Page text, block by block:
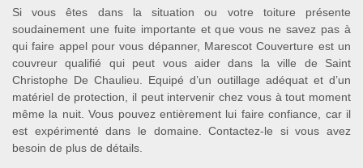
Si vous êtes dans la situation ou votre toiture présente
soudainement une fuite importante et que vous ne savez pas à
qui faire appel pour vous dépanner, Marescot Couverture est un
couvreur qualifié qui peut vous aider dans la ville de Saint
Christophe De Chaulieu. Equipé d’un outillage adéquat et d’un
matériel de protection, il peut intervenir chez vous à tout moment
même la nuit. Vous pouvez entièrement lui faire confiance, car il
est expérimenté dans le domaine. Contactez-le si vous avez
besoin de plus de détails.